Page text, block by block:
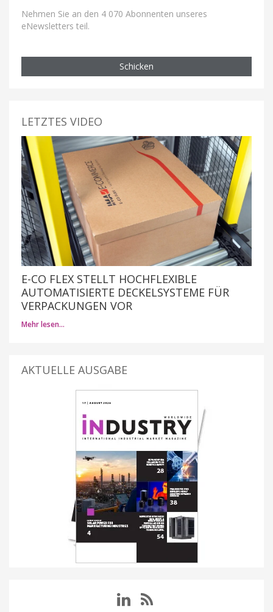
Nehmen Sie an den 4 070 Abonnenten unseres
eNewsletters teil.
Schicken
LETZTES VIDEO
E-CO FLEX STELLT HOCHFLEXIBLE
AUTOMATISIERTE DECKELSYSTEME FÜR
VERPACKUNGEN VOR
Mehr lesen…
AKTUELLE AUSGABE